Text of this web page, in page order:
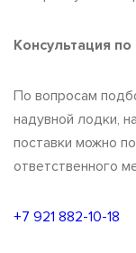
Консультация
По вопросам
надувной лодки,
поставки можно
ответственного
+7 921 882-10-18